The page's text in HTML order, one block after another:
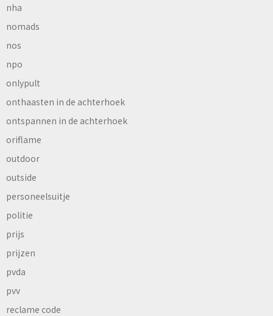
nha
nomads
nos
npo
onlypult
onthaasten in de achterhoek
ontspannen in de achterhoek
oriflame
outdoor
outside
personeelsuitje
politie
prijs
prijzen
pvda
pvv
reclame code